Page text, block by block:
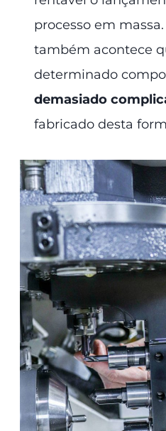
processo em
também acontece
determinado
demasiado
fabricado desta